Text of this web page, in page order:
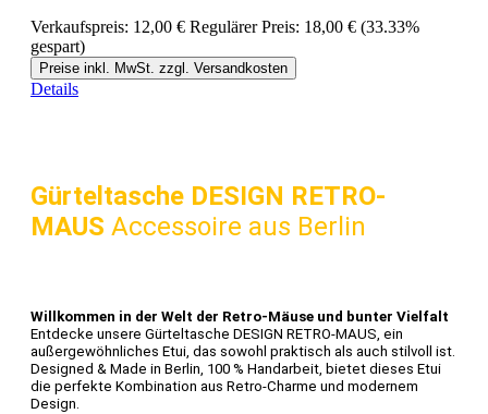
Verkaufspreis: 12,00 € Regulärer Preis: 18,00 € (33.33%
gespart)
Preise inkl. MwSt. zzgl. Versandkosten
Details
Gürteltasche DESIGN RETRO-
MAUS Accessoire aus Berlin
Willkommen in der Welt der Retro-Mäuse und bunter Vielfalt
Entdecke unsere Gürteltasche DESIGN RETRO-MAUS, ein
außergewöhnliches Etui, das sowohl praktisch als auch stilvoll ist.
Designed & Made in Berlin, 100 % Handarbeit, bietet dieses Etui
die perfekte Kombination aus Retro-Charme und modernem
Design.